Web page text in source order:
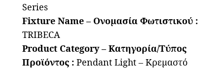
ποσότητα
Series
Fixture Name – Ονομασία Φωτιστικού :
TRIBECA
Product Category – Κατηγορία/Τύπος
Προϊόντος : Pendant Light – Κρεμαστό